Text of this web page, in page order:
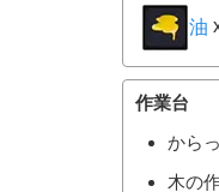
油
作業台
から
木の